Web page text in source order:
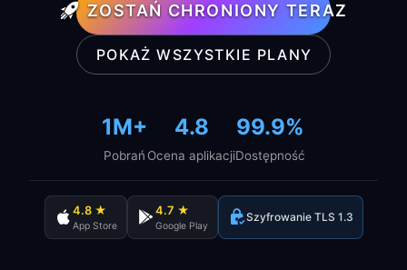
ZOSTAŃ CHRONIONY TERAZ
POKAŻ WSZYSTKIE PLANY
1M+
Pobrań
4.8
Ocena aplikacji
99.9%
Dostępność
4.8 ★
App Store
4.7 ★
Google Play
Szyfrowanie TLS 1.3